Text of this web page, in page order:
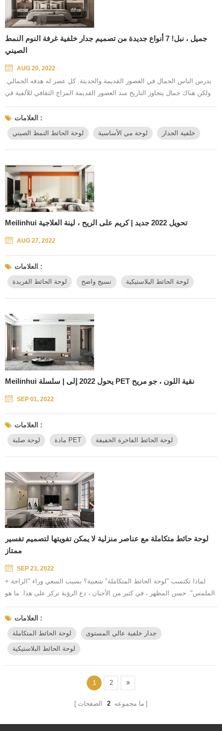
جميل ، نبل! 7 أنواع جديدة من تصميم جدار خلفية غرفة النوم النمط
الصيني
AUG 20, 2022
يدرس الناس الجمال في العصور القديمة والحديثة. كل عصر له هدفه الجمالي.
ولكن هناك جمال يتجاوز التاريخ منذ العصور القديمة المزاج الثقافي للألفية في
العصر الجديد للسعي الزخرفي المبسط أي - النمط الصيني الجديد بناءً على
الجينات الثقافية التقليدية ، قم بإعادة بناء الحياة الجمالية الشرقية ، تريد أن
تتمتع بمظهر جميل ، غرفة نوم النبلاء مرة أخرى ، ثم يجب أن تكون على الطراز
الصيني الجديد. يمكن أن يكون جدار ال...
العلامات :
لوحة الحائط النمط الصيني لوحة مي الأساسية خلفية الجدار
Meilinhui تحويل 2022 جديد | كريم على الريح ، لينة العلاجية
AUG 27, 2022
العلامات :
لوحة الحائط الفريدة نسيج واضح لوحة الحائط البلاستيكية
Meilinhui يحول 2022 إلى | سلسلة PET نقية اللون ، جو مريح
SEP 01, 2022
العلامات :
لوحة صلبة مادة PET لوحة الحائط الفاخرة الخفيفة
لوحة حائط متكاملة مع عناصر منزلية لا يمكن تفويتها لتصميم تفسير
ممتاز
SEP 23, 2022
لماذا تكتسب "لوحة الحائط المتكاملة" شعبية؟ بسبب السعي وراء "الراحة +
الملمس". حسن المظهر ، في كثير من الأحيان ، دع الرؤية تركز على هذا. ما هو
الكلاسيكي الدائم. مساحة رائعة ، بناءً على تصميم البصيرة في الحياة. إصلاح
داخلي وخارجي ، مع نسيج ثابت مثل الكلمة الرئيسية ، وإزالة التعقيد ، من خلال
الملمس الأنيق ، والاحتفاظ بهدوء لتجربة...
العلامات :
لوحة الحائط المتكاملة جدار خلفية عالي المستوى
لوحة الحائط البلاستيكية
1 2
ما مجموعه 2 الصفحات